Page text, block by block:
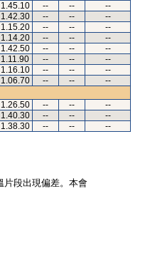
1.45.10 -- --
--
1.42.30 -- --
--
1.15.20 -- --
--
1.14.20 -- --
--
1.42.50 -- --
--
1.11.90 -- --
--
1.16.10 -- --
--
1.06.70 -- --
--
1.26.50 -- --
--
1.40.30 -- --
--
1.38.30 -- -- --
片段出現偏差。本會